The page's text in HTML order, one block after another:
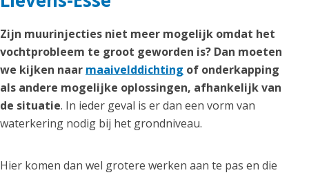
Zijn muurinjecties niet meer mogelijk omdat het
vochtprobleem te groot geworden is? Dan moeten
we kijken naar maaivelddichting of onderkapping
als andere mogelijke oplossingen, afhankelijk van
de situatie. In ieder geval is er dan een vorm van
waterkering nodig bij het grondniveau.
Hier komen dan wel grotere werken aan te pas en die